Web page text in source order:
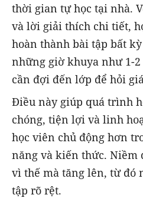
thời gian tự học tại nhà.
và lời giải thích chi tiết,
hoàn thành bài tập bất
những giờ khuya như 1-
cần đợi đến lớp để hỏi
Điều này giúp quá trình
chóng, tiện lợi và linh
học viên chủ động hơn
năng và kiến thức. Niềm
vì thế mà tăng lên, từ đó
tập rõ rệt.